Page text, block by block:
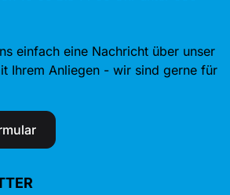
einfach eine Nachricht über unser
Ihrem Anliegen - wir sind gerne für